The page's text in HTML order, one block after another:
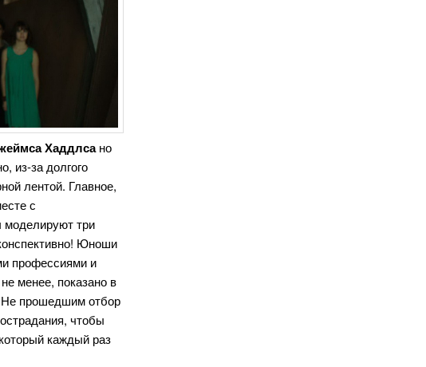
Хаддлсано
из-за долгого
лентой. Главное,
с
моделируют три
Юноши
профессиями и
менее, показано в
Не прошедшим отбор
чтобы
каждый раз